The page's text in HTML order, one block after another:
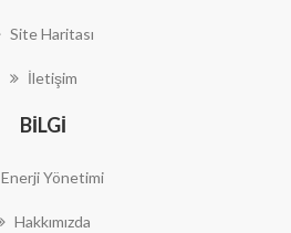
Site Haritası
İletişim
BILGI
Enerji Yönetimi
Hakkımızda